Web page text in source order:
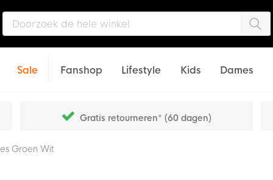
Sale Fanshop Lifestyle Kids Dames
Gratis retourneren* (60 dagen)
Groen Wit